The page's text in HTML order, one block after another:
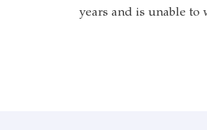
years and is unable